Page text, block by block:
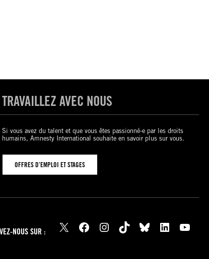
TRAVAILLEZ AVEC NOUS
Si vous avez du talent et que vous êtes passionné-e par les droits
humains, Amnesty International souhaite en savoir plus sur vous.
OFFRES D’EMPLOI ET STAGES
NOUS SUR : X Facebook Instagram TikTok Bluesky LinkedIn YouTube